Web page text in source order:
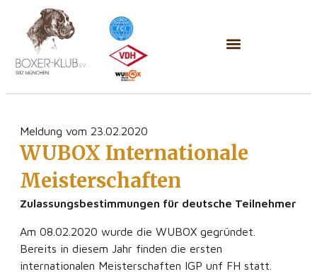
Meldung vom 23.02.2020
WUBOX Internationale
Meisterschaften
Zulassungsbestimmungen für deutsche Teilnehmer
Am 08.02.2020 wurde die WUBOX gegründet.
Bereits in diesem Jahr finden die ersten
internationalen Meisterschaften IGP unf FH statt.